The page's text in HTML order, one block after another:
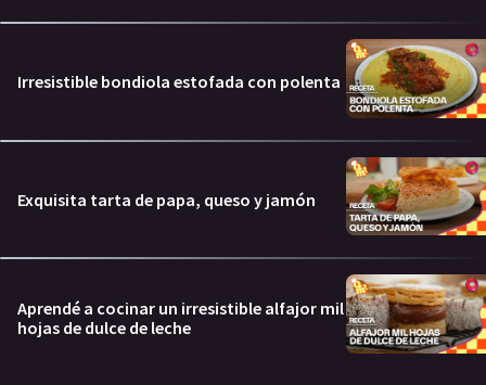
Irresistible bondiola estofada con polenta
Exquisita tarta de papa, queso y jamón
Aprendé a cocinar un irresistible alfajor mil
hojas de dulce de leche